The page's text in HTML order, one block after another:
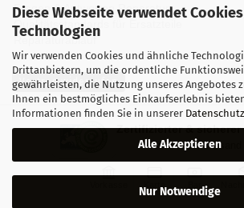
Diese Webseite verwendet
Technologien
Wir verwenden Cookies und ähnliche
Drittanbietern, um die ordentliche
gewährleisten, die Nutzung unseres Angebotes
Ihnen ein bestmögliches Einkaufserlebnis
Informationen finden Sie in unserer
Alle Akzeptieren
Nur Notwendige
Fragen & Antworten Reparatur
Qualitätsstandards für Ersatzteile
Reparaturablauf
Vertrag widerrufen
Zertifizierter &
Kostenloser Versand